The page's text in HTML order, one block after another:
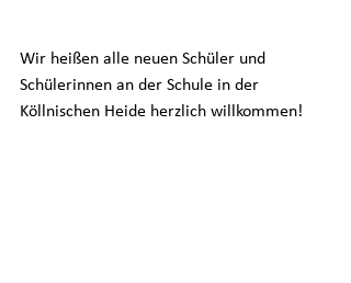
Wir heißen alle neuen Schüler und
Schülerinnen an der Schule in der
Köllnischen Heide herzlich willkommen!